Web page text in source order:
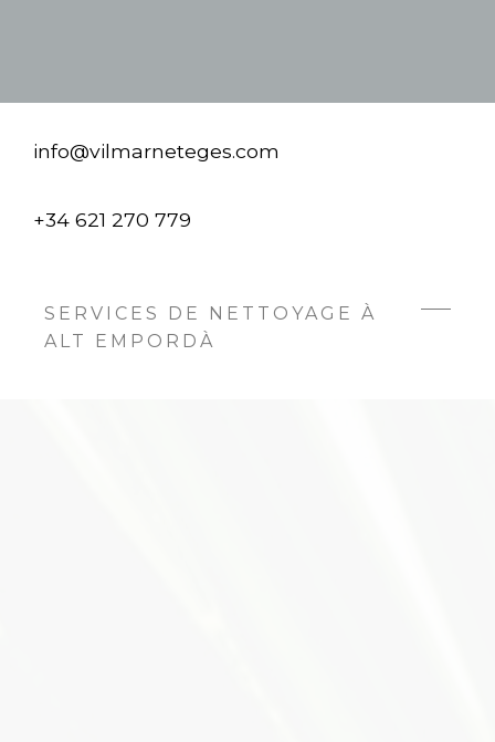
info@vilmarneteges.com
+34 621 270 779
SERVICES DE NETTOYAGE À
ALT EMPORDÀ